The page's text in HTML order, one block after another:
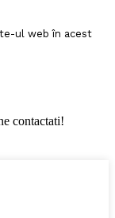
ul web în acest
contactati!